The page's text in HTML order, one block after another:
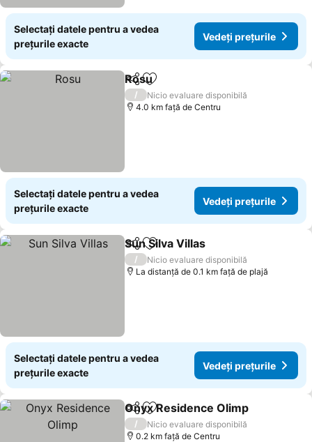
Selectați datele pentru a vedea
prețurile exacte
Vedeți prețurile
DistribuițiAdăugaţi la favorite
Rosu
/
Nicio evaluare disponibilă
4.0 km faţă de Centru
Selectați datele pentru a vedea
prețurile exacte
Vedeți prețurile
DistribuițiAdăugaţi la favorite
Sun Silva Villas
/
Nicio evaluare disponibilă
La distanță de 0.1 km față de plajă
Selectați datele pentru a vedea
prețurile exacte
Vedeți prețurile
DistribuițiAdăugaţi la favorite
Onyx Residence Olimp
/
Nicio evaluare disponibilă
0.2 km faţă de Centru